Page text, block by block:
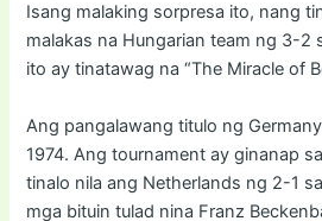
Isang malaking sorpresa ito, nang
malakas na Hungarian team ng 3-2
ito ay tinatawag na “The Miracle of
Ang pangalawang titulo ng
1974. Ang tournament ay ginanap
tinalo nila ang Netherlands ng 2-1
mga bituin tulad nina Franz